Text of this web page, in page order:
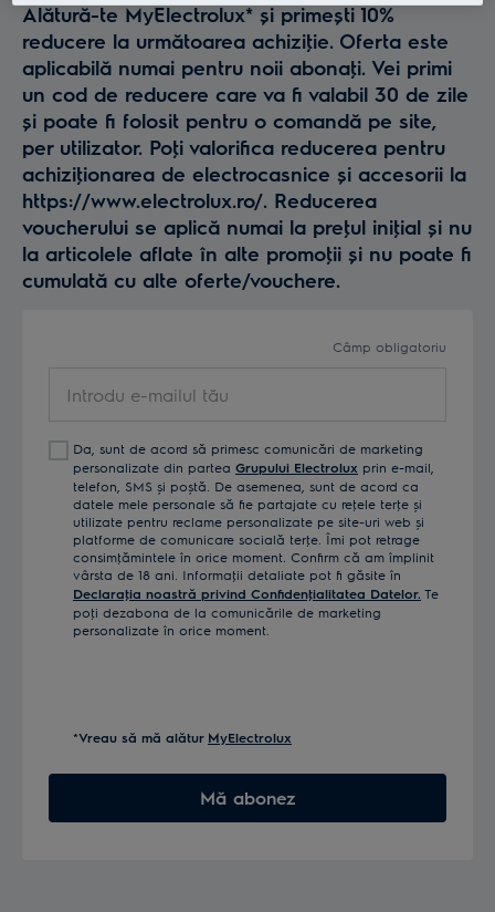
Alătură-te MyElectrolux* și primești 10%
reducere la următoarea achiziţie. Oferta este
aplicabilă numai pentru noii abonaţi. Vei primi
un cod de reducere care va fi valabil 30 de zile
și poate fi folosit pentru o comandă pe site,
per utilizator. Poţi valorifica reducerea pentru
achiziţionarea de electrocasnice și accesorii la
https://www.electrolux.ro/. Reducerea
voucherului se aplică numai la preţul iniţial și nu
la articolele aflate în alte promoţii și nu poate fi
cumulată cu alte oferte/vouchere.
Câmp obligatoriu
Da, sunt de acord să primesc comunicări de marketing
personalizate din partea Grupului Electrolux prin e-mail,
telefon, SMS și poștă. De asemenea, sunt de acord ca
datele mele personale să fie partajate cu reţele terţe și
utilizate pentru reclame personalizate pe site-uri web și
platforme de comunicare socială terţe. Îmi pot retrage
consimţămintele în orice moment. Confirm că am împlinit
vârsta de 18 ani. Informaţii detaliate pot fi găsite în
Declaraţia noastră privind Confidenţialitatea Datelor. Te
poţi dezabona de la comunicările de marketing
personalizate în orice moment.
*Vreau să mă alătur MyElectrolux
Mă abonez